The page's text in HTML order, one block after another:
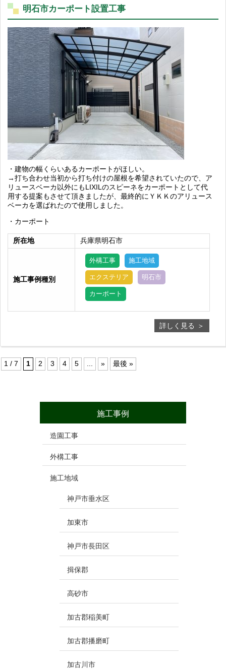
明石市カーポート設置工事
・建物の幅くらいあるカーポートがほしい。
→打ち合わせ当初から打ち付けの屋根を希望されていたので、ア
リュースベーカ以外にもLIXILのスピーネをカーポートとして代
用する提案もさせて頂きましたが、最終的にＹＫＫのアリュース
ベーカを選ばれたので使用しました。
・カーポート
所在地 兵庫県明石市
施工事例種別
外構工事 施工地域
エクステリア 明石市
カーポート
詳しく見る
1 / 7 1 2 3 4 5 » 最後 »
施工事例
造園工事
外構工事
施工地域
神戸市垂水区
加東市
神戸市長田区
揖保郡
高砂市
加古郡稲美町
加古郡播磨町
加古川市